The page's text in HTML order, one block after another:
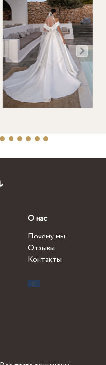
О нас
Почему мы
Отзывы
Контакты